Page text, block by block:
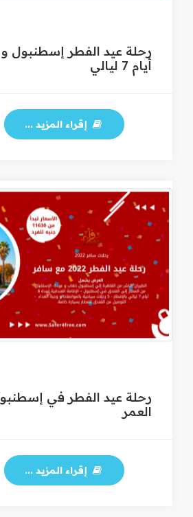
أيام 7 ليالي
إقراء المزيد ...
رحلة عيد الفطر في
العمر
إقراء المزيد ...